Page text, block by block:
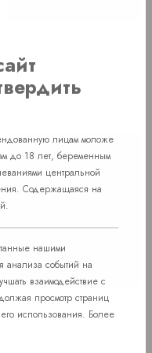
чехле (Золото)
руб.
Games of War
лицам моложе
до 18 лет, беременным
центральной
Содержащаяся на
нашими
анализа событий на
взаимодействие с
просмотр страниц
использования. Более